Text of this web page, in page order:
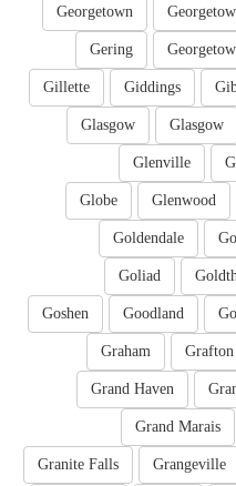
Georgetown
Gering
Giddings
Gillette
Glasgow
Glasgow
Glenville
Glenwood
Globe
Goldendale
Goliad
Goodland
Goshen
Grafton
Graham
Grand Haven
Grand Marais
Grangeville
Granite Falls